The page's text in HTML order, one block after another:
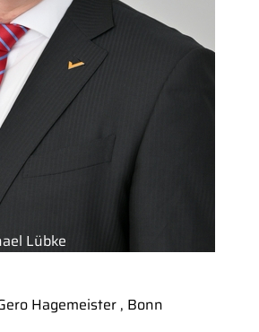
Lübke
Hagemeister , Bonn